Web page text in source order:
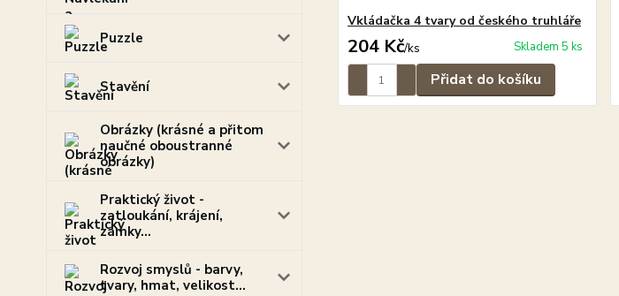
Puzzle
Stavění
Obrázky (krásné a přitom
naučné oboustranné
obrázky)
Praktický život -
zatloukání, krájení,
zámky...
Rozvoj smyslů - barvy,
tvary, hmat, velikost...
Vkládačka 4 tvary od českého truhláře
204 Kč/ks Skladem 5 ks
Přidat do košíku